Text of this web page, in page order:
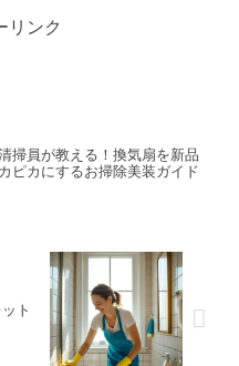
リンク
掃員が教える！換気扇を新品
ピカにするお掃除美装ガイド
ト